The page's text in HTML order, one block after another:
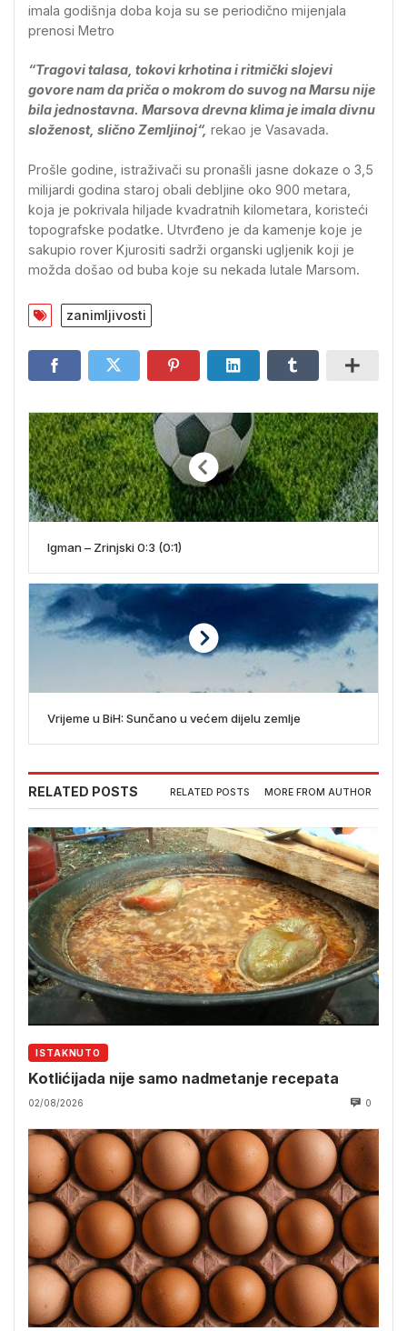
imala godišnja doba koja su se periodično mijenjala
prenosi Metro
“Tragovi talasa, tokovi krhotina i ritmički slojevi
govore nam da priča o mokrom do suvog na Marsu nije
bila jednostavna. Marsova drevna klima je imala divnu
složenost, slično Zemljinoj“, rekao je Vasavada.
Prošle godine, istraživači su pronašli jasne dokaze o 3,5
milijardi godina staroj obali debljine oko 900 metara,
koja je pokrivala hiljade kvadratnih kilometara, koristeći
topografske podatke. Utvrđeno je da kamenje koje je
sakupio rover Kjurositi sadrži organski ugljenik koji je
možda došao od buba koje su nekada lutale Marsom.
zanimljivosti
Igman – Zrinjski 0:3 (0:1)
Vrijeme u BiH: Sunčano u većem dijelu zemlje
RELATED POSTS RELATED POSTS MORE FROM AUTHOR
ISTAKNUTO
Kotlićijada nije samo nadmetanje recepata
02/08/2026 0